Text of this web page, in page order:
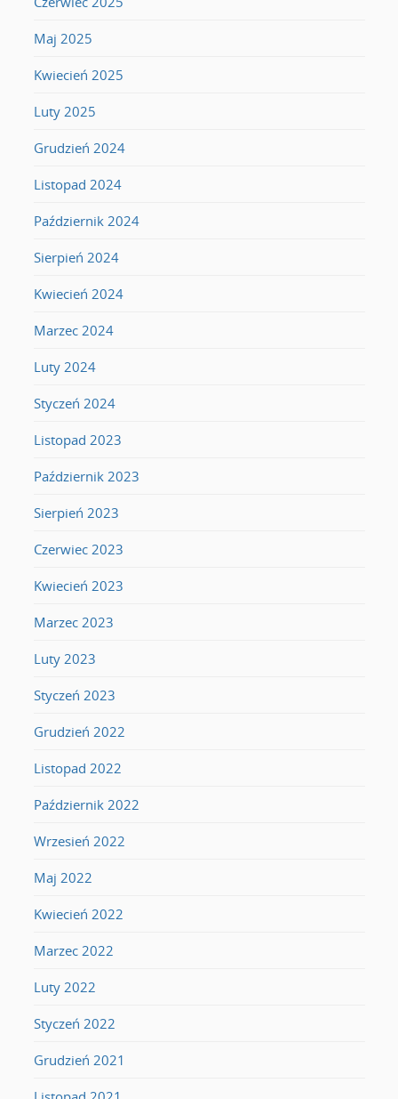
Maj 2025
Kwiecień 2025
Luty 2025
Grudzień 2024
Listopad 2024
Październik 2024
Sierpień 2024
Kwiecień 2024
Marzec 2024
Luty 2024
Styczeń 2024
Listopad 2023
Październik 2023
Sierpień 2023
Czerwiec 2023
Kwiecień 2023
Marzec 2023
Luty 2023
Styczeń 2023
Grudzień 2022
Listopad 2022
Październik 2022
Wrzesień 2022
Maj 2022
Kwiecień 2022
Marzec 2022
Luty 2022
Styczeń 2022
Grudzień 2021